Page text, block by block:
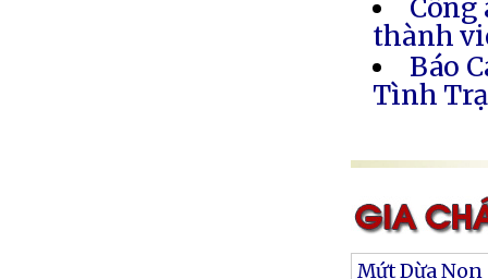
thành
Báo
Tình
Mứt Dừa Non